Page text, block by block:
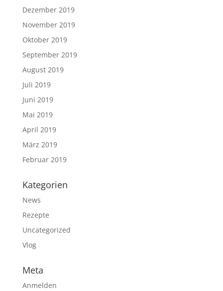
Dezember 2019
November 2019
Oktober 2019
September 2019
August 2019
Juli 2019
Juni 2019
Mai 2019
April 2019
März 2019
Februar 2019
Kategorien
News
Rezepte
Uncategorized
Vlog
Meta
Anmelden